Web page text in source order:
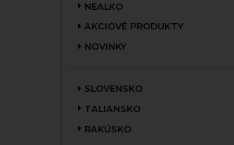
NEALKO
AKCIOVÉ PRODUKTY
NOVINKY
SLOVENSKO
TALIANSKO
RAKÚSKO